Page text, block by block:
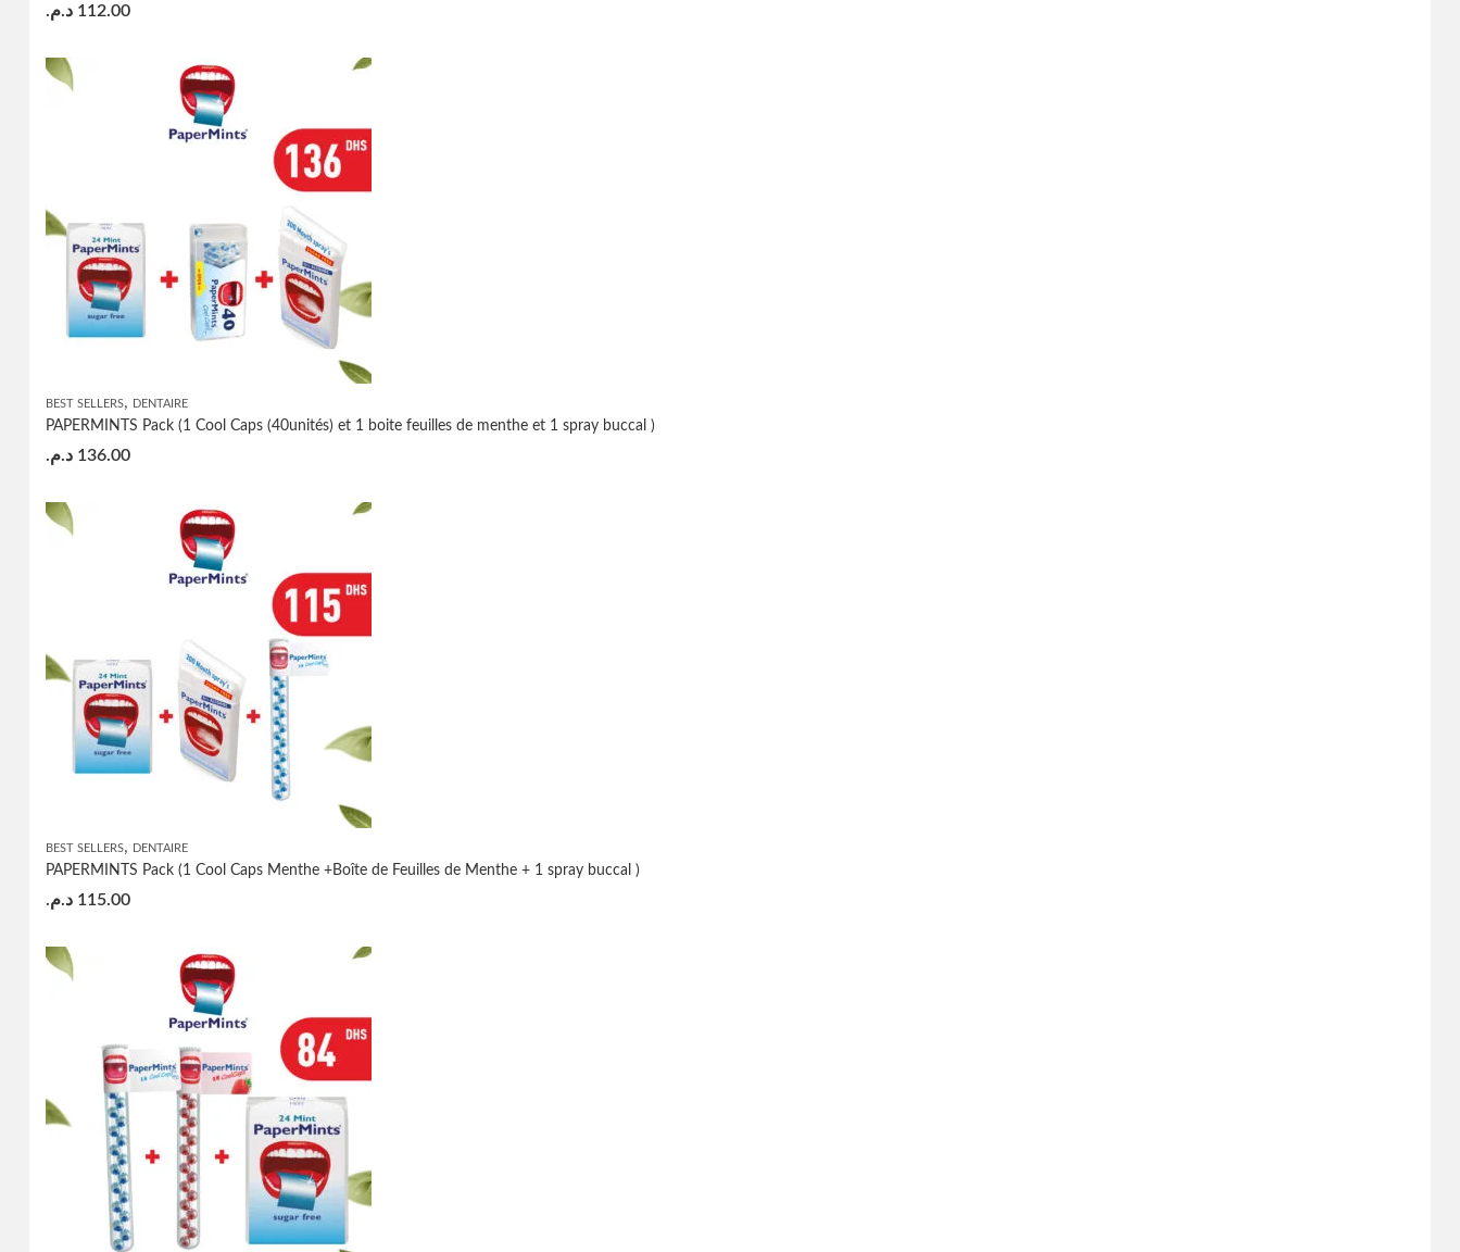
112.00 د.م.
BEST SELLERS, DENTAIRE
PAPERMINTS Pack (1 Cool Caps (40unités) et 1 boite feuilles de menthe et 1 spray buccal )
136.00 د.م.
BEST SELLERS, DENTAIRE
PAPERMINTS Pack (1 Cool Caps Menthe +Boîte de Feuilles de Menthe + 1 spray buccal )
115.00 د.م.